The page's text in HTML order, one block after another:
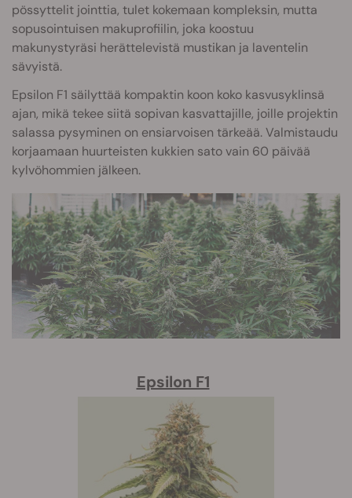
pössyttelit jointtia, tulet kokemaan kompleksin, mutta
sopusointuisen makuprofiilin, joka koostuu
makunystyräsi herättelevistä mustikan ja laventelin
sävyistä.
Epsilon F1 säilyttää kompaktin koon koko kasvusyklinsä
ajan, mikä tekee siitä sopivan kasvattajille, joille projektin
salassa pysyminen on ensiarvoisen tärkeää. Valmistaudu
korjaamaan huurteisten kukkien sato vain 60 päivää
kylvöhommien jälkeen.
Epsilon F1